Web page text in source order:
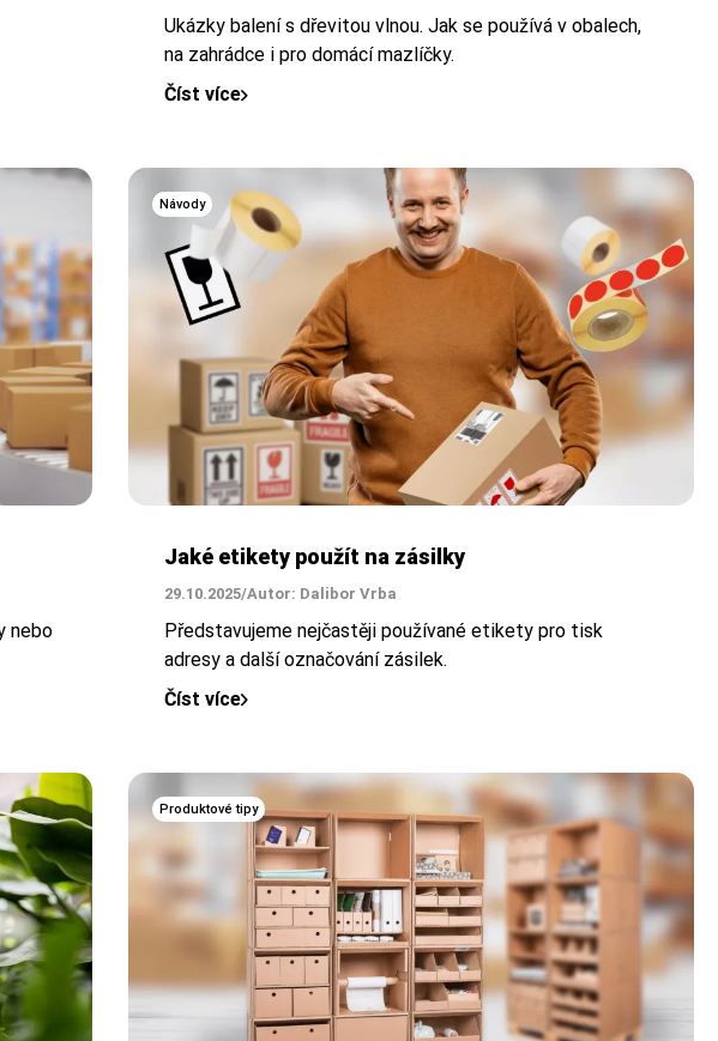
Ukázky balení s dřevitou vlnou. Jak se používá v obalech,
na zahrádce i pro domácí mazlíčky.
Číst více
nebo
Návody
Jaké etikety použít na zásilky
29.10.2025/Autor: Dalibor Vrba
Představujeme nejčastěji používané etikety pro tisk
adresy a další označování zásilek.
Číst více
Produktové tipy